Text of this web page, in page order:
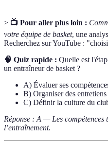
> 📺 Pour aller plus loin :
votre équipe de basket, une
Recherchez sur YouTube :
🧠 Quiz rapide : Quelle est
un entraîneur de basket ?
A) Évaluer ses
B) Organiser des
C) Définir la culture du
Réponse : A — Les compétences
l’entraînement.